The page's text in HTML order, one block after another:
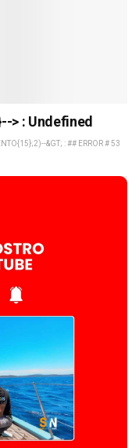
> : Undefined
&GT; : ## ERROR # 53